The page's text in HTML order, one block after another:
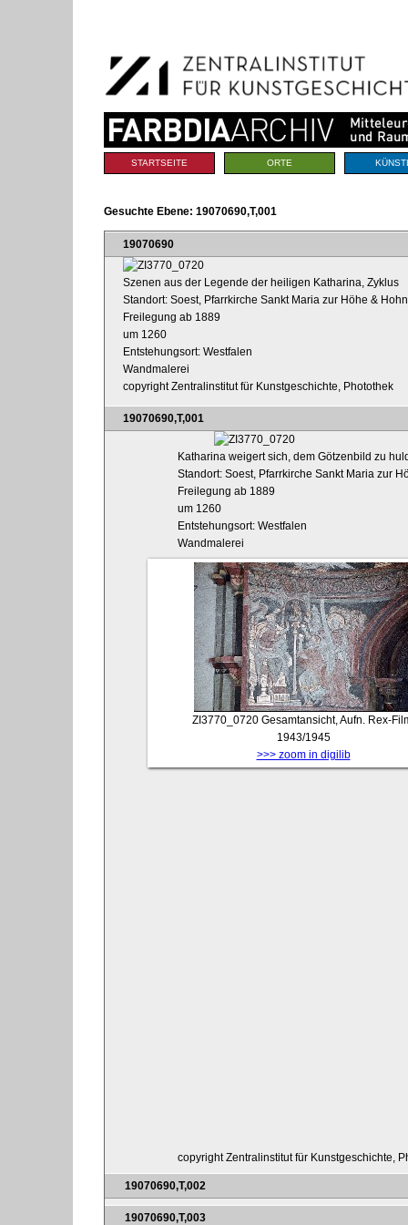
Navigation
Sektionen
STARTSEITE ORTE
Gesuchte Ebene: 19070690,T,001
19070690
Szenen aus der Legende der heiligen Katharina, Zyklus
Standort: Soest, Pfarrkirche Sankt Maria zur Höhe &
Freilegung ab 1889
um 1260
Entstehungsort: Westfalen
Wandmalerei
copyright Zentralinstitut für Kunstgeschichte, Photothek
19070690,T,001
Katharina weigert sich, dem Götzenbild zu
Standort: Soest, Pfarrkirche Sankt Maria zur
Freilegung ab 1889
um 1260
Entstehungsort: Westfalen
Wandmalerei
ZI3770_0720 Gesamtansicht, Aufn. Rex-
1943/1945
>>> zoom in digilib
copyright Zentralinstitut für Kunstgeschichte,
19070690,T,002
19070690,T,003